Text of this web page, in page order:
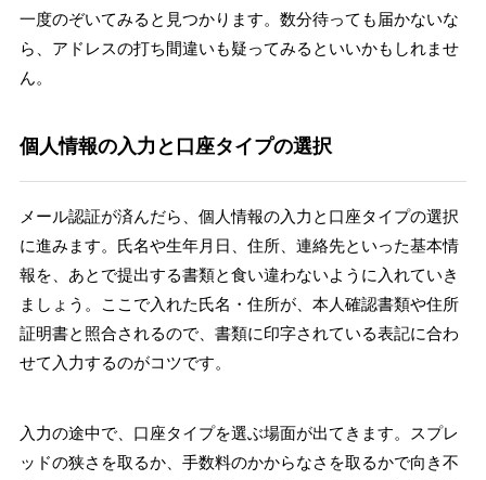
一度のぞいてみると見つかります。数分待っても届かないな
ら、アドレスの打ち間違いも疑ってみるといいかもしれませ
ん。
個人情報の入力と口座タイプの選択
メール認証が済んだら、個人情報の入力と口座タイプの選択
に進みます。氏名や生年月日、住所、連絡先といった基本情
報を、あとで提出する書類と食い違わないように入れていき
ましょう。ここで入れた氏名・住所が、本人確認書類や住所
証明書と照合されるので、書類に印字されている表記に合わ
せて入力するのがコツです。
入力の途中で、口座タイプを選ぶ場面が出てきます。スプレ
ッドの狭さを取るか、手数料のかからなさを取るかで向き不